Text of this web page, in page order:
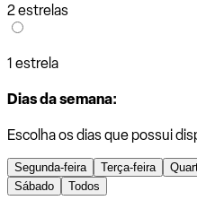
2 estrelas
1 estrela
Dias da semana:
Escolha os dias que possui
Segunda-feira Terça-feira
Sábado
Todos